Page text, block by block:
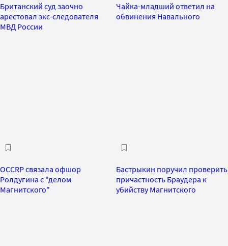
Британский суд заочно
арестовал экс-следователя
МВД России
Чайка-младший ответил на
обвинения Навального
OCCRP связала офшор
Ролдугина с "делом
Магнитского"
Бастрыкин поручил проверить
причастность Браудера к
убийству Магнитского